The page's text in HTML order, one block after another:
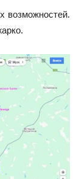
возможностей.